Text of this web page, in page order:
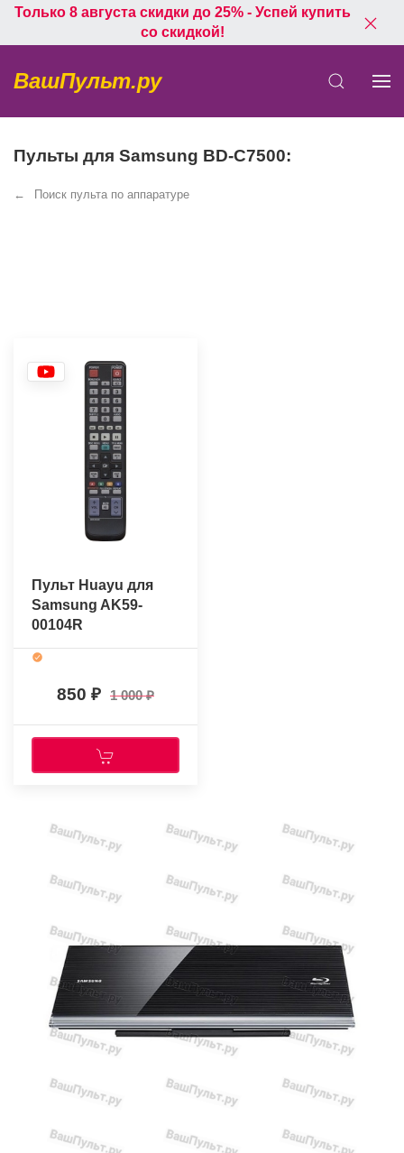
Только 8 августа скидки до 25% - Успей купить
со скидкой!
ВашПульт.ру
Пульты для Samsung BD-C7500:
Поиск пульта по аппаратуре
Пульт Huayu для
Samsung AK59-
00104R
850 1 000